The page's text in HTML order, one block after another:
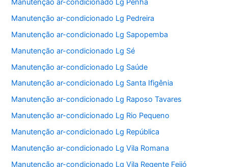
Manutenção ar-condicionado Lg Penha
Manutenção ar-condicionado Lg Pedreira
Manutenção ar-condicionado Lg Sapopemba
Manutenção ar-condicionado Lg Sé
Manutenção ar-condicionado Lg Saúde
Manutenção ar-condicionado Lg Santa Ifigênia
Manutenção ar-condicionado Lg Raposo Tavares
Manutenção ar-condicionado Lg Rio Pequeno
Manutenção ar-condicionado Lg República
Manutenção ar-condicionado Lg Vila Romana
Manutenção ar-condicionado Lg Vila Regente Feijó